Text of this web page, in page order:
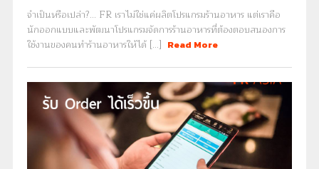
จำเป็นหรือเปล่า?... FR เราไม่ใช่แค่ผลิตโปรแกรมร้านอาหาร แต่เราคือ
นักออกแบบและพัฒนาโปรแกรมจัดการร้านอาหารที่ต้องตอบสนองการ
ใช้งานของคนทำร้านอาหารให้ได้ [...] Read More